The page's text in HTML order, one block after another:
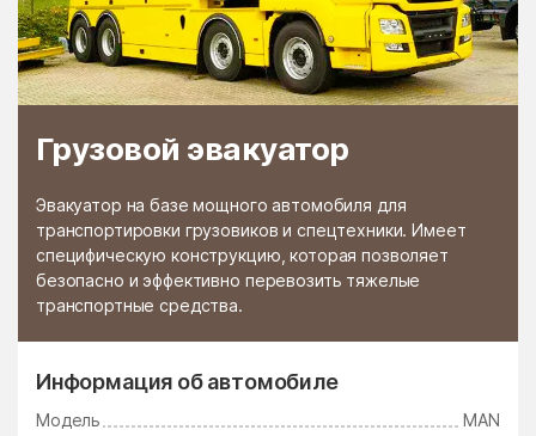
Грузовой эвакуатор
Эвакуатор на базе мощного автомобиля для
транспортировки грузовиков и спецтехники. Имеет
специфическую конструкцию, которая позволяет
безопасно и эффективно перевозить тяжелые
транспортные средства.
Информация об автомобиле
Модель
MAN